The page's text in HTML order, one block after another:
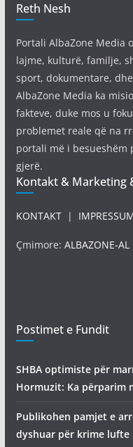
Reth Nesh
Portali AlbaZone Media
lajme, kulturë, familje,
sport, dokumentare,
AlbaZone Media ka
fakteve, duke mos u
problemet reale që na
portali më i
gjerë.
Kontakt & Marketing
KONTAKT|
Çmimore: ALBAZONE-AL
Postimet e Fundit
SHBA optimiste për
Hormuzit: Ka përparim
Publikohen pamjet e
dyshuar për krime lufte